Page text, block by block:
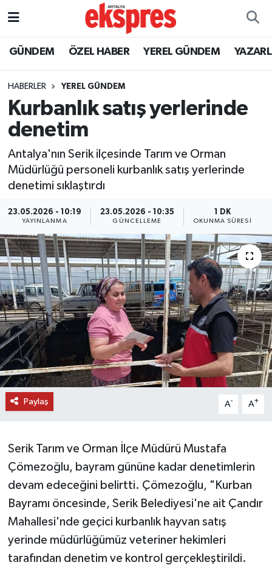
GÜNDEM ÖZEL HABER YEREL GÜNDEM
HABERLER YEREL GÜNDEM
Kurbanlık satış yerlerinde
denetim
Antalya'nın Serik ilçesinde Tarım ve Orman
Müdürlüğü personeli kurbanlık satış yerlerinde
denetimi sıklaştırdı
23.05.2026 - 10:19
YAYINLANMA
23.05.2026 - 10:35
GÜNCELLEME
1 DK
OKUNMA SÜRESI
Paylaş A- A+
Serik Tarım ve Orman İlçe Müdürü Mustafa
Çömezoğlu, bayram gününe kadar denetimlerin
devam edeceğini belirtti. Çömezoğlu, "Kurban
Bayramı öncesinde, Serik Belediyesi'ne ait Çandır
Mahallesi'nde geçici kurbanlık hayvan satış
yerinde müdürlüğümüz veteriner hekimleri
tarafından denetim ve kontrol gerçekleştirildi.
ÖZEL HABER
YEREL GÜNDEM
EKONOMİ
KÜLTÜR - SANAT
SİYASET
SAĞLIK
DÜNYA
EĞİTİM
TURİZM
RÖPORTAJ
YAZARLAR
RESMİ İLAN
Nöbetçi Eczaneler
Trafik Durumu
Süper Lig Puan Durumu ve Fikstür
Tüm Manşetler
Haber Arşivi